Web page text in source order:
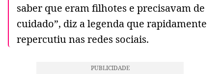
saber que eram filhotes e precisavam de
cuidado”, diz a legenda que rapidamente
repercutiu nas redes sociais.